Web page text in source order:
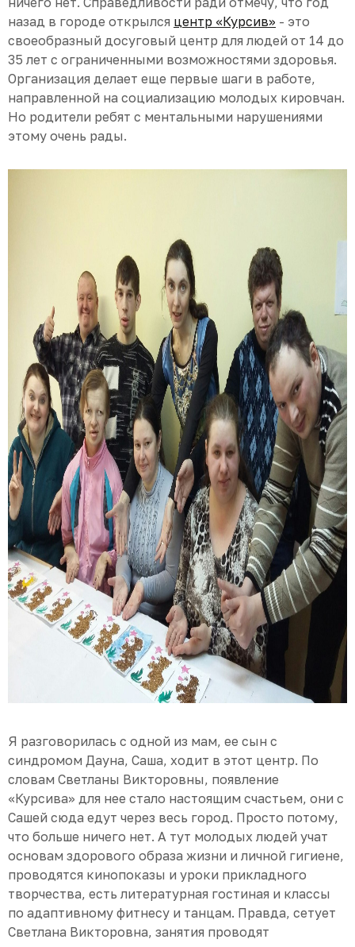
назад в городе открылся центр «Курсив» - это
своеобразный досуговый центр для людей от 14 до
35 лет с ограниченными возможностями здоровья.
Организация делает еще первые шаги в работе,
направленной на социализацию молодых кировчан.
Но родители ребят с ментальными нарушениями
этому очень рады.
Я разговорилась с одной из мам, ее сын с
синдромом Дауна, Саша, ходит в этот центр. По
словам Светланы Викторовны, появление
«Курсива» для нее стало настоящим счастьем, они с
Сашей сюда едут через весь город. Просто потому,
что больше ничего нет. А тут молодых людей учат
основам здорового образа жизни и личной гигиене,
проводятся кинопоказы и уроки прикладного
творчества, есть литературная гостиная и классы
по адаптивному фитнесу и танцам. Правда, сетует
Светлана Викторовна, занятия проводят